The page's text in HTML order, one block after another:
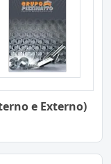
e Externo)